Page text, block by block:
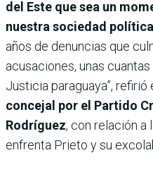
del Este que sea un
nuestra sociedad
años de denuncias que
acusaciones, unas
Justicia paraguaya”, refirió
concejal por el Partido
Rodríguez, con relación a
enfrenta Prieto y su